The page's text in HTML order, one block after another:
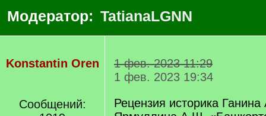
Модератор: TatianaLGNN
Konstantin Oren
Сообщений:
1 фев. 2023 11:29
1 фев. 2023 19:34
Рецензия историка Ганина